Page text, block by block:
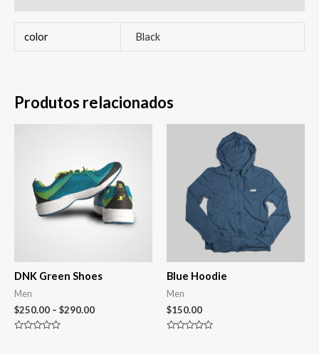
color Black
Produtos relacionados
DNK Green Shoes
Men
$250.00 – $290.00
Blue Hoodie
Men
$150.00